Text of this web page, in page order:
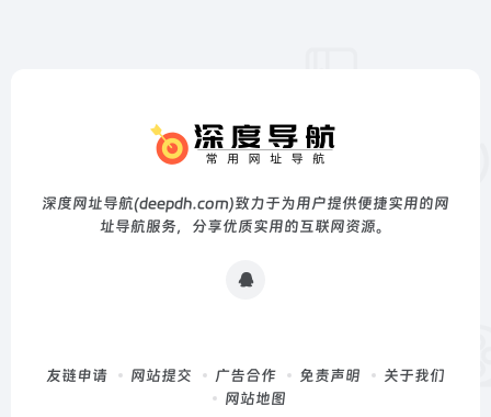
深度网址导航(deepdh.com)致力于为用户提供便捷实用的网
址导航服务，分享优质实用的互联网资源。
友链申请 网站提交 广告合作 免责声明
关于我们
网站地图